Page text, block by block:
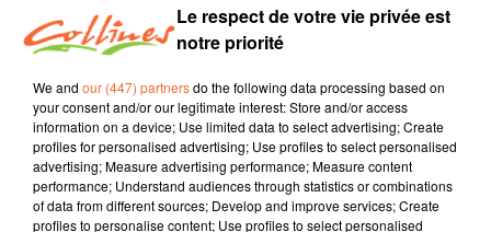
Coup de cœur Ciné
21 octobre 2020
COUP DE COEUR CINE DU 21 OCTOBRE 2020
Le respect de votre vie privée est
notre priorité
We and our (447) partnersdo the following data processing based on
your consent and/or our legitimate interest: Store and/or access
information on a device; Use limited data to select advertising; Create
profiles for personalised advertising; Use profiles to select personalised
advertising; Measure advertising performance; Measure content
performance; Understand audiences through statistics or combinations
of data from different sources; Develop and improve services; Create
profiles to personalise content; Use profiles to select personalised